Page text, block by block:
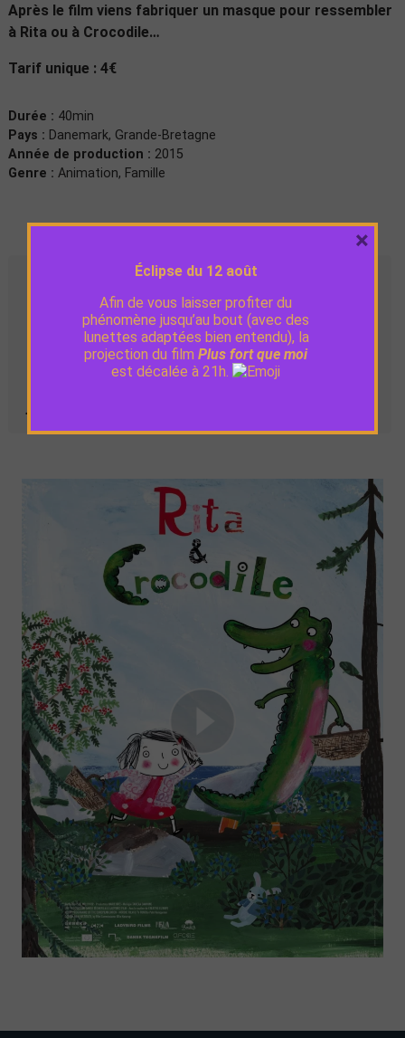
Après le film viens fabriquer un masque pour ressembler
à Rita ou à Crocodile…
Tarif unique : 4€
Durée : 40min
Pays : Danemark, Grande-Bretagne
Année de production : 2015
Genre : Animation, Famille
Jeu. 9 juillet 10:30
Éclipse du 12 août
Afin de vous laisser profiter du
phénomène jusqu’au bout (avec des
lunettes adaptées bien entendu), la
projection du film Plus fort que moi
est décalée à 21h.
×